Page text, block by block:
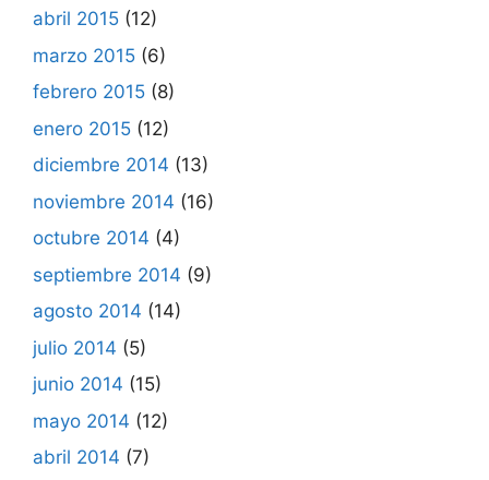
abril 2015 (12)
marzo 2015 (6)
febrero 2015 (8)
enero 2015 (12)
diciembre 2014 (13)
noviembre 2014 (16)
octubre 2014 (4)
septiembre 2014 (9)
agosto 2014 (14)
julio 2014 (5)
junio 2014 (15)
mayo 2014 (12)
abril 2014 (7)